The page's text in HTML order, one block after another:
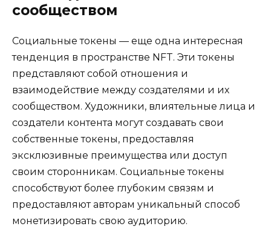
сообществом
Социальные токены — еще одна интересная
тенденция в пространстве NFT. Эти токены
представляют собой отношения и
взаимодействие между создателями и их
сообществом. Художники, влиятельные лица и
создатели контента могут создавать свои
собственные токены, предоставляя
эксклюзивные преимущества или доступ
своим сторонникам. Социальные токены
способствуют более глубоким связям и
предоставляют авторам уникальный способ
монетизировать свою аудиторию.